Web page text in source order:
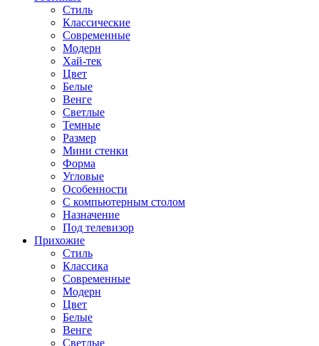
Стиль
Классические
Современные
Модерн
Хай-тек
Цвет
Белые
Венге
Светлые
Темные
Размер
Мини стенки
Форма
Угловые
Особенности
С компьютерным столом
Назначение
Под телевизор
Прихожие
Стиль
Классика
Современные
Модерн
Цвет
Белые
Венге
Светлые